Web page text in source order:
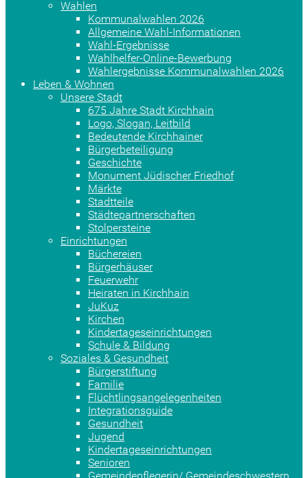
Wahlen
Kommunalwahlen 2026
Allgemeine Wahl-Informationen
Wahl-Ergebnisse
Wahlhelfer-Online-Bewerbung
Wahlergebnisse Kommunalwahlen 2026
Leben & Wohnen
Unsere Stadt
675 Jahre Stadt Kirchhain
Logo, Slogan, Leitbild
Bedeutende Kirchhainer
Bürgerbeteiligung
Geschichte
Monument Jüdischer Friedhof
Märkte
Stadtteile
Städtepartnerschaften
Stolpersteine
Einrichtungen
Büchereien
Bürgerhäuser
Feuerwehr
Heiraten in Kirchhain
JuKuz
Kirchen
Kindertageseinrichtungen
Schule & Bildung
Soziales & Gesundheit
Bürgerstiftung
Familie
Flüchtlingsangelegenheiten
Integrationsguide
Gesundheit
Jugend
Kindertageseinrichtungen
Senioren